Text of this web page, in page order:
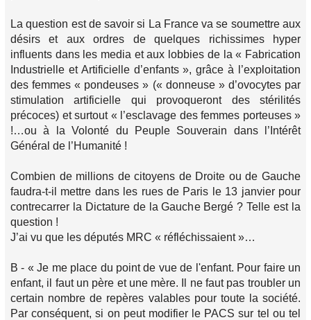
La question est de savoir si La France va se soumettre aux
désirs et aux ordres de quelques richissimes hyper
influents dans les media et aux lobbies de la « Fabrication
Industrielle et Artificielle d’enfants », grâce à l’exploitation
des femmes « pondeuses » (« donneuse » d’ovocytes par
stimulation artificielle qui provoqueront des stérilités
précoces) et surtout « l’esclavage des femmes porteuses »
!…ou à la Volonté du Peuple Souverain dans l’Intérêt
Général de l’Humanité !
Combien de millions de citoyens de Droite ou de Gauche
faudra-t-il mettre dans les rues de Paris le 13 janvier pour
contrecarrer la Dictature de la Gauche Bergé ? Telle est la
question !
J’ai vu que les députés MRC « réfléchissaient »…
B - « Je me place du point de vue de l'enfant. Pour faire un
enfant, il faut un père et une mère. Il ne faut pas troubler un
certain nombre de repères valables pour toute la société.
Par conséquent, si on peut modifier le PACS sur tel ou tel